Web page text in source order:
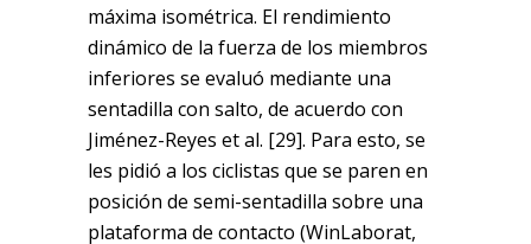
máxima isométrica. El rendimiento
dinámico de la fuerza de los miembros
inferiores se evaluó mediante una
sentadilla con salto, de acuerdo con
Jiménez-Reyes et al. [29]. Para esto, se
les pidió a los ciclistas que se paren en
posición de semi-sentadilla sobre una
plataforma de contacto (WinLaborat,